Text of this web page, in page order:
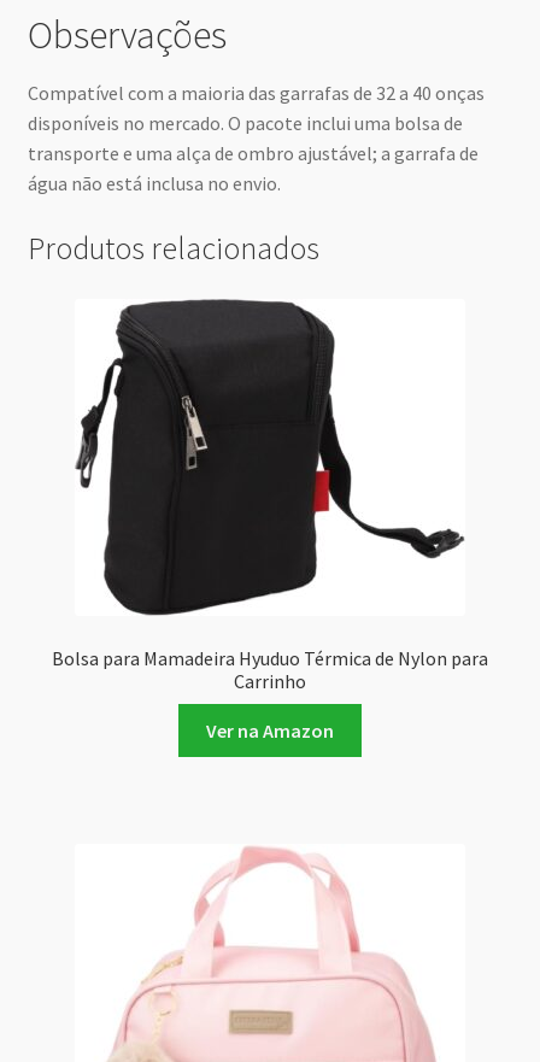
Observações
Compatível com a maioria das garrafas de 32 a 40 onças
disponíveis no mercado. O pacote inclui uma bolsa de
transporte e uma alça de ombro ajustável; a garrafa de
água não está inclusa no envio.
Produtos relacionados
Bolsa para Mamadeira Hyuduo Térmica de Nylon para
Carrinho
Ver na Amazon